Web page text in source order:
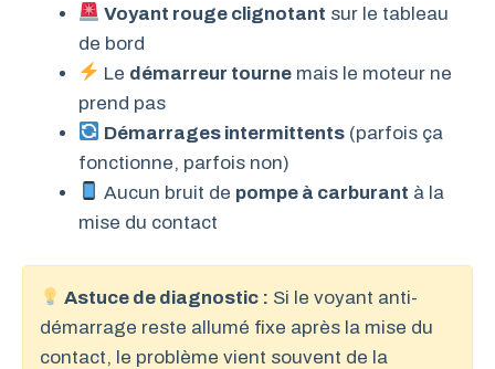
Voyant rouge clignotant sur le tableau
de bord
Le démarreur tourne mais le moteur ne
prend pas
Démarrages intermittents (parfois ça
fonctionne, parfois non)
Aucun bruit de pompe à carburant à la
mise du contact
Astuce de diagnostic : Si le voyant anti-
démarrage reste allumé fixe après la mise du
contact, le problème vient souvent de la